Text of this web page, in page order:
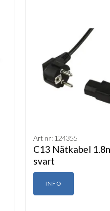
Art nr: 124355
C13 Nätkabel
svart
INFO